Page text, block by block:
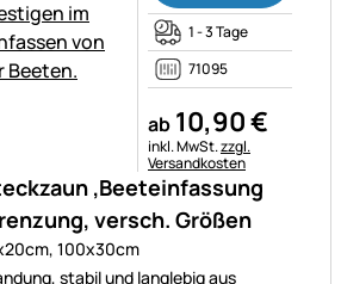
,Beeteinfassung
versch. Größen
100x30cm
stabil und langlebig aus
1 - 3 Tage
71095
ab 10,90€
Steuerhinweis:
inkl. MwSt.zzgl.
Versandkosten